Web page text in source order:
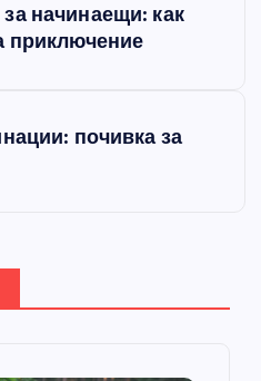
начинаещи: как
приключение
почивка за